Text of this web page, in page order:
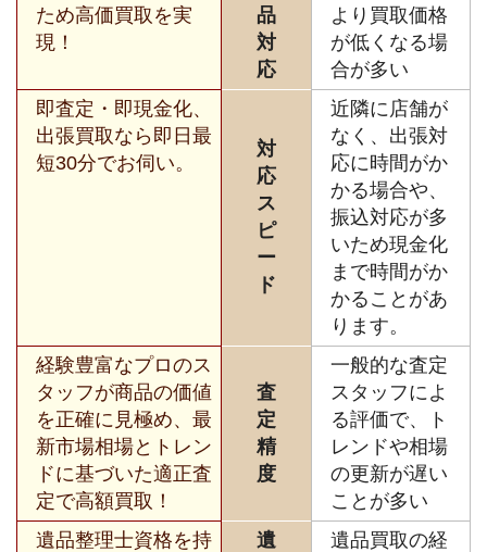
ため高価買取を実
現！
品
対
応
より買取価格
が低くなる場
合が多い
即査定・即現金化、
出張買取なら即日最
短30分でお伺い。
対
応
ス
ピ
ー
ド
近隣に店舗が
なく、出張対
応に時間がか
かる場合や、
振込対応が多
いため現金化
まで時間がか
かることがあ
ります。
経験豊富なプロのス
タッフが商品の価値
を正確に見極め、最
新市場相場とトレン
ドに基づいた適正査
定で高額買取！
査
定
精
度
一般的な査定
スタッフによ
る評価で、ト
レンドや相場
の更新が遅い
ことが多い
遺品整理士資格を持
遺
遺品買取の経